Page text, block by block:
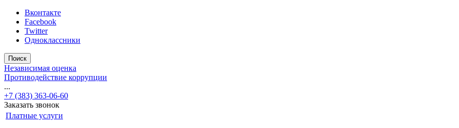
Вконтакте
Facebook
Twitter
Одноклассники
Поиск
Независимая оценка
Противодействие коррупции
...
+7 (383) 363-06-60
Заказать звонок
Платные услуги